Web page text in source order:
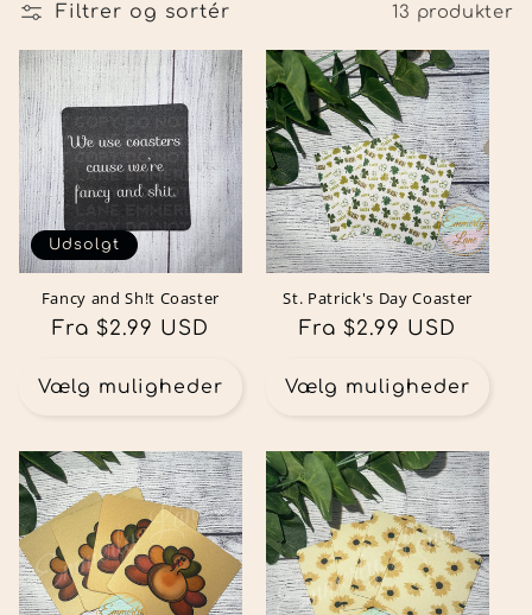
Filtrer og sortér 13 produkter
Udsolgt
Fancy and Sh!t Coaster
Normalpris
Fra $2.99 USD
Vælg muligheder
St. Patrick's Day Coaster
Normalpris
Fra $2.99 USD
Vælg muligheder